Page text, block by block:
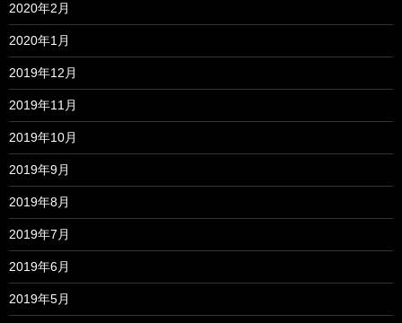
2020年2月
2020年1月
2019年12月
2019年11月
2019年10月
2019年9月
2019年8月
2019年7月
2019年6月
2019年5月